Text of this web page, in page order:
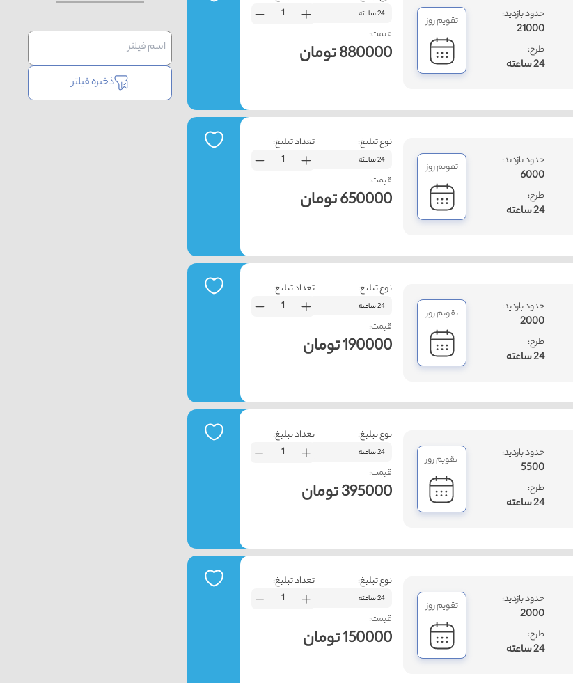
ذخیره فیلتر
24 ساعته
قیمت:
880000 تومان
حدود بازدید:
21000
طرح:
24 ساعته
تقویم روز
نوع تبلیغ:
24 ساعته
تعداد تبلیغ:
قیمت:
650000 تومان
حدود بازدید:
6000
طرح:
24 ساعته
تقویم روز
نوع تبلیغ:
24 ساعته
تعداد تبلیغ:
قیمت:
190000 تومان
حدود بازدید:
2000
طرح:
24 ساعته
تقویم روز
نوع تبلیغ:
24 ساعته
تعداد تبلیغ:
قیمت:
395000 تومان
حدود بازدید:
5500
طرح:
24 ساعته
تقویم روز
نوع تبلیغ:
24 ساعته
تعداد تبلیغ:
قیمت:
150000 تومان
حدود بازدید:
2000
طرح:
24 ساعته
تقویم روز